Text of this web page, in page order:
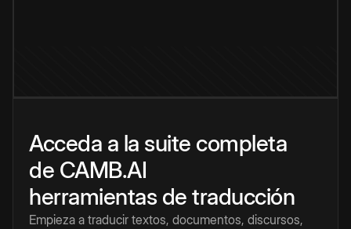
Acceda a la suite completa
de CAMB.AI
herramientas de traducción
Empieza a traducir textos, documentos, discursos,